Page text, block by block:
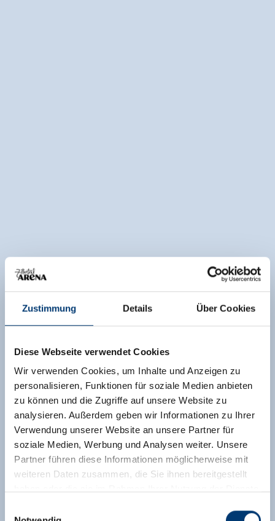
Zustimmung Details Über Cookies
Diese Webseite verwendet Cookies
Wir verwenden Cookies, um Inhalte und Anzeigen zu
personalisieren, Funktionen für soziale Medien anbieten
zu können und die Zugriffe auf unsere Website zu
analysieren. Außerdem geben wir Informationen zu Ihrer
Verwendung unserer Website an unsere Partner für
soziale Medien, Werbung und Analysen weiter. Unsere
Partner führen diese Informationen möglicherweise mit
weiteren Daten zusammen, die Sie ihnen bereitgestellt